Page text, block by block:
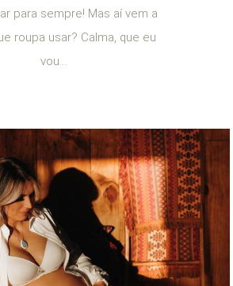
para sempre! Mas aí vem a
roupa usar? Calma, que eu
vou...